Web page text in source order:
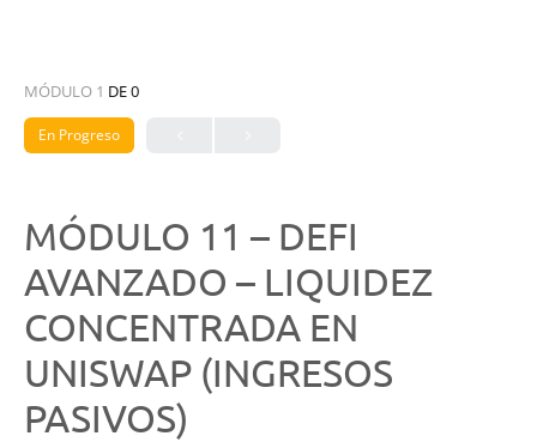
MÓDULO 1 DE 0
En Progreso
MÓDULO 11 – DEFI
AVANZADO – LIQUIDEZ
CONCENTRADA EN
UNISWAP (INGRESOS
PASIVOS)